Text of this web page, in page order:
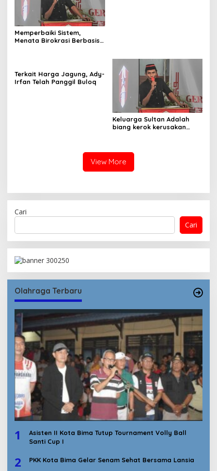
Memperbaiki Sistem,
Menata Birokrasi Berbasis
Terkait Harga Jagung, Ady-
Irfan Telah Panggil Buloq
Keluarga Sultan Adalah
biang kerok kerusakan
View More
Cari
Cari
Olahraga Terbaru
1
Asisten II Kota Bima Tutup Tournament Volly Ball
Santi Cup I
2 PKK Kota Bima Gelar Senam Sehat Bersama Lansia